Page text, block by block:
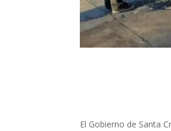
El Gobierno de Santa